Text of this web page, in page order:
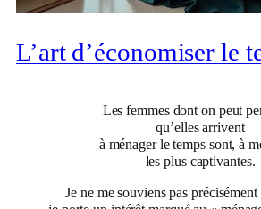
L’art d’économiser le
Les femmes dont on peut
qu’elles arrivent
à ménager le temps sont, à
les plus captivantes.
Je ne me souviens pas